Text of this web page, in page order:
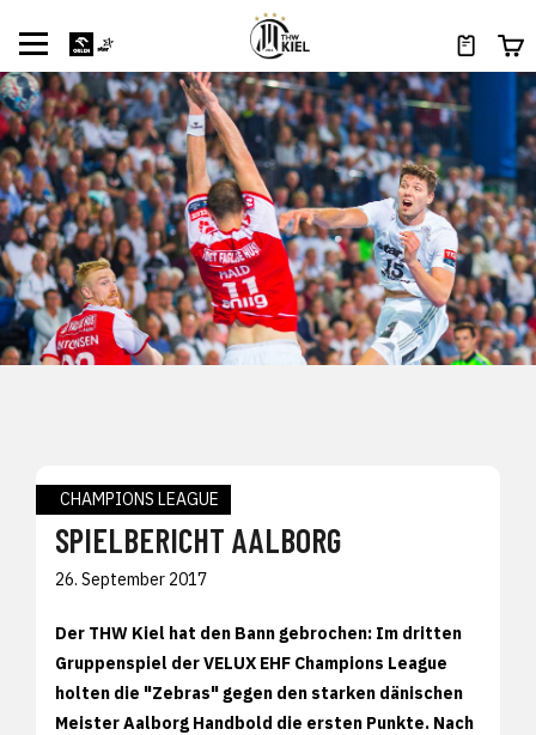
CHAMPIONS LEAGUE
SPIELBERICHT AALBORG
26. September 2017
Der THW Kiel hat den Bann gebrochen: Im dritten
Gruppenspiel der VELUX EHF Champions League
holten die "Zebras" gegen den starken dänischen
Meister Aalborg Handbold die ersten Punkte. Nach